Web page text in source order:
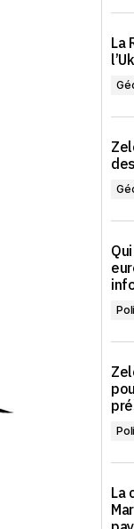
La
La